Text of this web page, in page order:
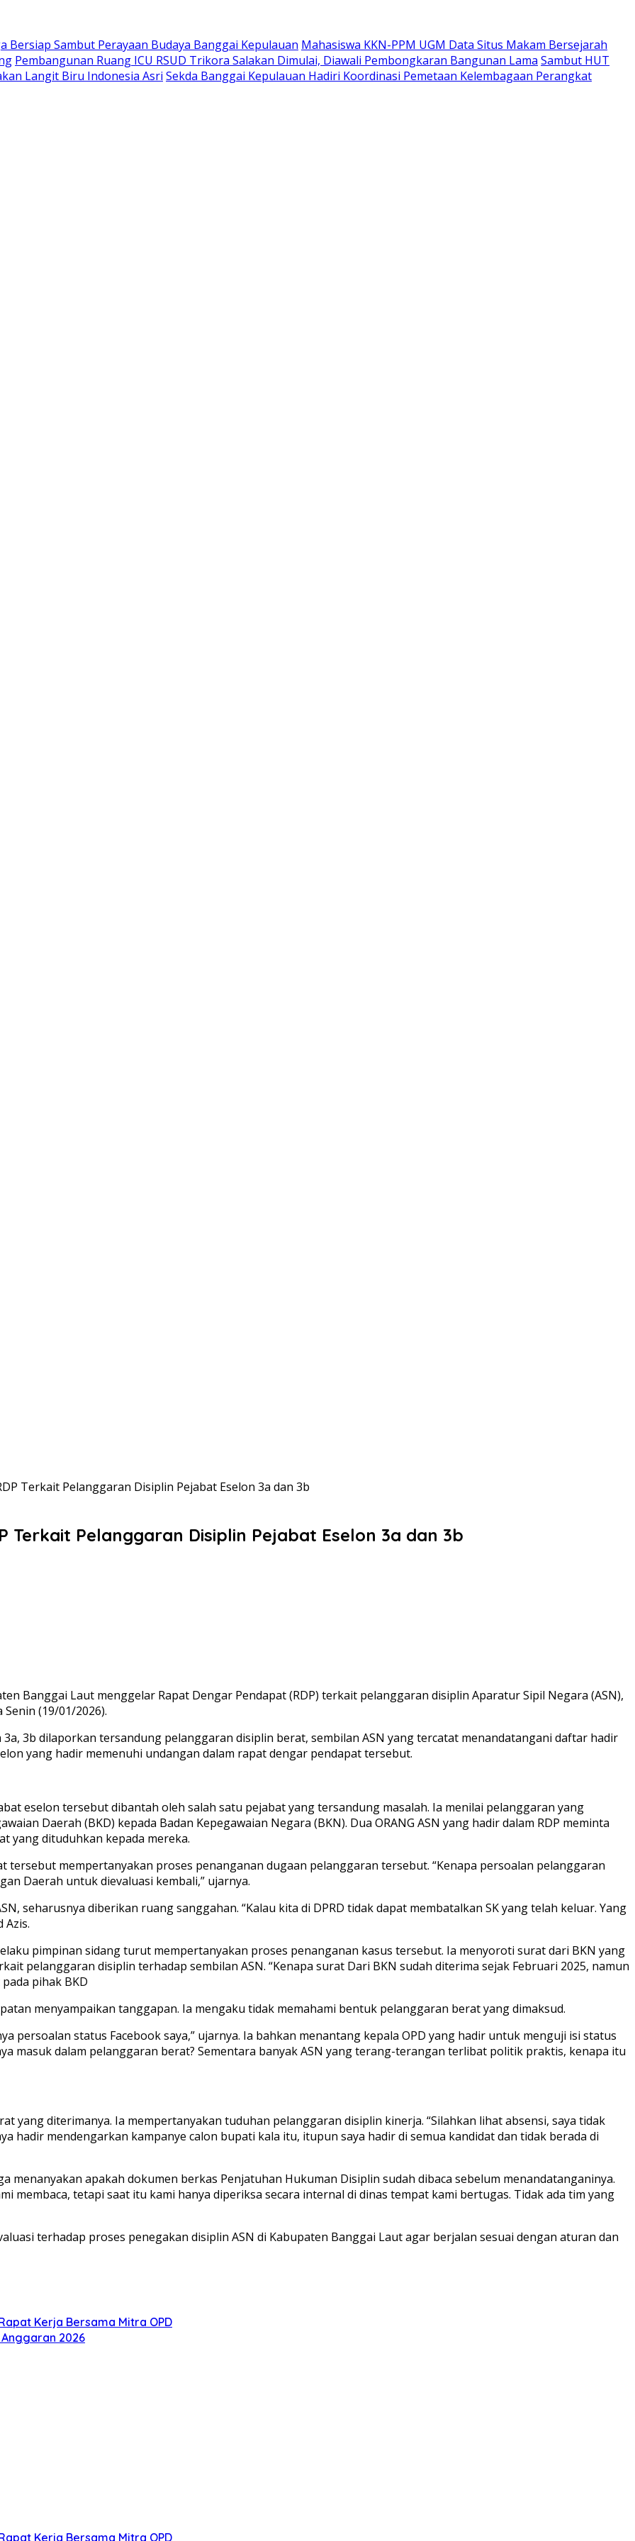
Bersiap Sambut Perayaan Budaya Banggai Kepulauan Mahasiswa KKN-PPM UGM Data Situs Makam Bersejarah
Pembangunan Ruang ICU RSUD Trikora Salakan Dimulai, Diawali Pembongkaran Bangunan Lama Sambut HUT
Langit Biru Indonesia Asri Sekda Banggai Kepulauan Hadiri Koordinasi Pemetaan Kelembagaan Perangkat
Terkait Pelanggaran Disiplin Pejabat Eselon 3a dan 3b
Terkait Pelanggaran Disiplin Pejabat Eselon 3a dan 3b
Banggai Laut menggelar Rapat Dengar Pendapat (RDP) terkait pelanggaran disiplin Aparatur Sipil Negara (ASN),
(19/01/2026).
3b dilaporkan tersandung pelanggaran disiplin berat, sembilan ASN yang tercatat menandatangani daftar hadir
yang hadir memenuhi undangan dalam rapat dengar pendapat tersebut.
eselon tersebut dibantah oleh salah satu pejabat yang tersandung masalah. Ia menilai pelanggaran yang
Daerah (BKD) kepada Badan Kepegawaian Negara (BKN). Dua ORANG ASN yang hadir dalam RDP meminta
yang dituduhkan kepada mereka.
tersebut mempertanyakan proses penanganan dugaan pelanggaran tersebut. “Kenapa persoalan pelanggaran
Daerah untuk dievaluasi kembali,” ujarnya.
seharusnya diberikan ruang sanggahan. “Kalau kita di DPRD tidak dapat membatalkan SK yang telah keluar. Yang
Azis.
pimpinan sidang turut mempertanyakan proses penanganan kasus tersebut. Ia menyoroti surat dari BKN yang
pelanggaran disiplin terhadap sembilan ASN. “Kenapa surat Dari BKN sudah diterima sejak Februari 2025, namun
pihak BKD
menyampaikan tanggapan. Ia mengaku tidak memahami bentuk pelanggaran berat yang dimaksud.
persoalan status Facebook saya,” ujarnya. Ia bahkan menantang kepala OPD yang hadir untuk menguji isi status
masuk dalam pelanggaran berat? Sementara banyak ASN yang terang-terangan terlibat politik praktis, kenapa itu
yang diterimanya. Ia mempertanyakan tuduhan pelanggaran disiplin kinerja. “Silahkan lihat absensi, saya tidak
hadir mendengarkan kampanye calon bupati kala itu, itupun saya hadir di semua kandidat dan tidak berada di
menanyakan apakah dokumen berkas Penjatuhan Hukuman Disiplin sudah dibaca sebelum menandatanganinya.
membaca, tetapi saat itu kami hanya diperiksa secara internal di dinas tempat kami bertugas. Tidak ada tim yang
terhadap proses penegakan disiplin ASN di Kabupaten Banggai Laut agar berjalan sesuai dengan aturan dan
Kerja Bersama Mitra OPD
Anggaran 2026
Kerja Bersama Mitra OPD